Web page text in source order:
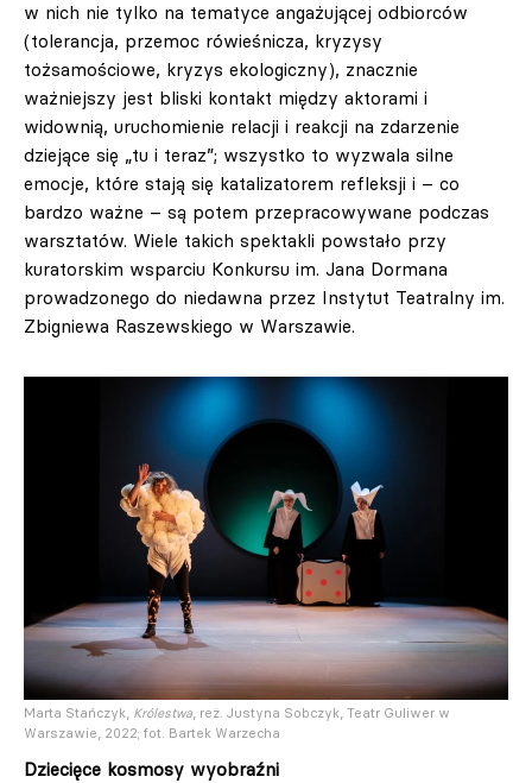
w nich nie tylko na tematyce angażującej odbiorców
(tolerancja, przemoc rówieśnicza, kryzysy
tożsamościowe, kryzys ekologiczny), znacznie
ważniejszy jest bliski kontakt między aktorami i
widownią, uruchomienie relacji i reakcji na zdarzenie
dziejące się „tu i teraz”; wszystko to wyzwala silne
emocje, które stają się katalizatorem refleksji i – co
bardzo ważne – są potem przepracowywane podczas
warsztatów. Wiele takich spektakli powstało przy
kuratorskim wsparciu Konkursu im. Jana Dormana
prowadzonego do niedawna przez Instytut Teatralny im.
Zbigniewa Raszewskiego w Warszawie.
Marta Stańczyk, Królestwa, reż. Justyna Sobczyk, Teatr Guliwer w
Warszawie, 2022; fot. Bartek Warzecha
Dziecięce kosmosy wyobraźni